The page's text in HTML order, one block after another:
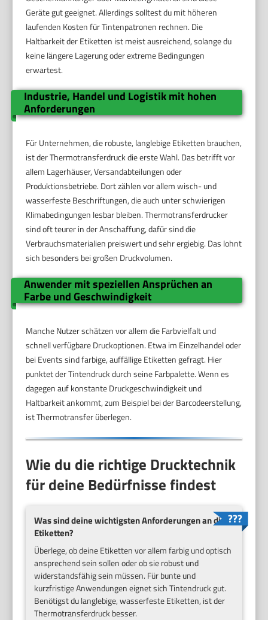
Geräte gut geeignet. Allerdings solltest du mit höheren
laufenden Kosten für Tintenpatronen rechnen. Die
Haltbarkeit der Etiketten ist meist ausreichend, solange du
keine längere Lagerung oder extreme Bedingungen
erwartest.
Industrie, Handel und Logistik mit hohen
Anforderungen
Für Unternehmen, die robuste, langlebige Etiketten brauchen,
ist der Thermotransferdruck die erste Wahl. Das betrifft vor
allem Lagerhäuser, Versandabteilungen oder
Produktionsbetriebe. Dort zählen vor allem wisch- und
wasserfeste Beschriftungen, die auch unter schwierigen
Klimabedingungen lesbar bleiben. Thermotransferdrucker
sind oft teurer in der Anschaffung, dafür sind die
Verbrauchsmaterialien preiswert und sehr ergiebig. Das lohnt
sich besonders bei großen Druckvolumen.
Anwender mit speziellen Ansprüchen an
Farbe und Geschwindigkeit
Manche Nutzer schätzen vor allem die Farbvielfalt und
schnell verfügbare Druckoptionen. Etwa im Einzelhandel oder
bei Events sind farbige, auffällige Etiketten gefragt. Hier
punktet der Tintendruck durch seine Farbpalette. Wenn es
dagegen auf konstante Druckgeschwindigkeit und
Haltbarkeit ankommt, zum Beispiel bei der Barcodeerstellung,
ist Thermotransfer überlegen.
Wie du die richtige Drucktechnik
für deine Bedürfnisse findest
Was sind deine wichtigsten Anforderungen an die
Etiketten?
Überlege, ob deine Etiketten vor allem farbig und optisch
ansprechend sein sollen oder ob sie robust und
widerstandsfähig sein müssen. Für bunte und
kurzfristige Anwendungen eignet sich Tintendruck gut.
Benötigst du langlebige, wasserfeste Etiketten, ist der
Thermotransferdruck besser.